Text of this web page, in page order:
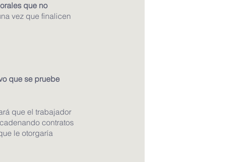
que no
vez que finalicen
que se pruebe
que el trabajador
contratos
le otorgaría